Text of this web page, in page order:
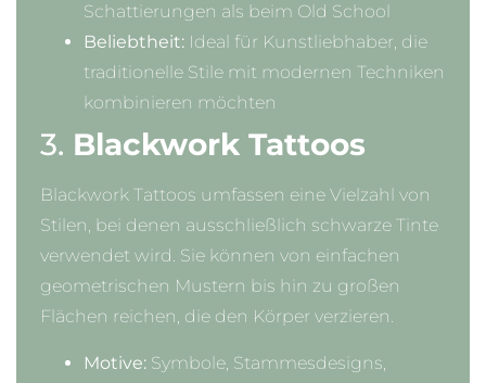
Schattierungen als beim Old School
Beliebtheit: Ideal für Kunstliebhaber, die
traditionelle Stile mit modernen Techniken
kombinieren möchten
3. Blackwork Tattoos
Blackwork Tattoos umfassen eine Vielzahl von
Stilen, bei denen ausschließlich schwarze Tinte
verwendet wird. Sie können von einfachen
geometrischen Mustern bis hin zu großen
Flächen reichen, die den Körper verzieren.
Motive: Symbole, Stammesdesigns,